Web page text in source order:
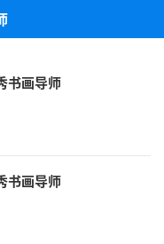
书画导师
书画导师